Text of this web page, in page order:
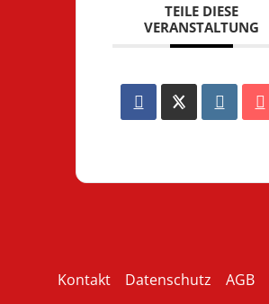
TEILE DIESE
VERANSTALTUNG
Kontakt Datenschutz AGB